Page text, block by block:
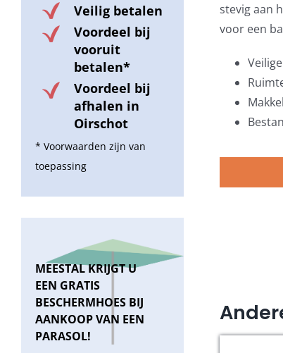
stevig aan
voor een
Veilig betalen
Voordeel bij
vooruit
betalen*
Voordeel bij
afhalen in
Oirschot
* Voorwaarden zijn van
toepassing
MEESTAL KRIJGT U
EEN GRATIS
BESCHERMHOES BIJ
AANKOOP VAN EEN
PARASOL!